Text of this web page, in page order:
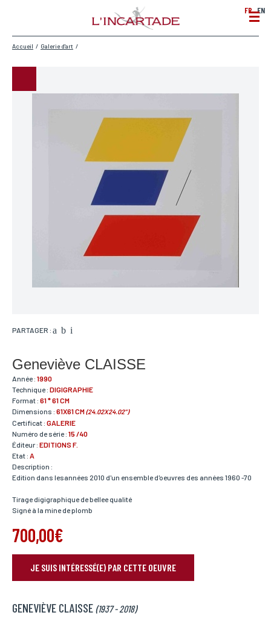
FR EN
Accueil / Galerie d'art /
PARTAGER :
Geneviève CLAISSE
Année : 1990
Technique : DIGIGRAPHIE
Format : 61 * 61 CM
Dimensions : 61X61 CM(24.02X24.02")
Certificat : GALERIE
Numéro de série : 15 /40
Éditeur : EDITIONS F.
Etat : A
Description :
Edition dans lesannées 2010 d'un ensemble d'oeuvres des années 1960 -70
Tirage digigraphique de bellee qualité
Signé à la mine de plomb
700,00€
JE SUIS INTÉRESSÉ(E) PAR CETTE OEUVRE
RÉSERVER VOTRE OEUVRE
Nom*
GENEVIÈVE CLAISSE (1937 - 2018)